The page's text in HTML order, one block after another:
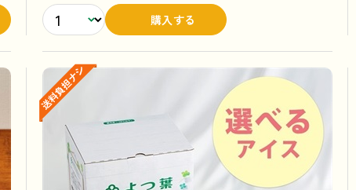
購入する